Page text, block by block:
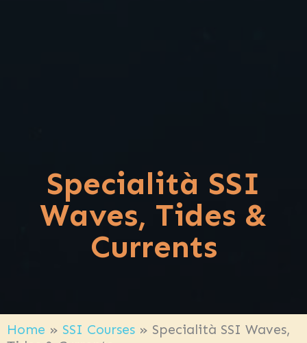
Specialità SSI
Waves, Tides &
Currents
Home » SSI Courses » Specialità SSI Waves,